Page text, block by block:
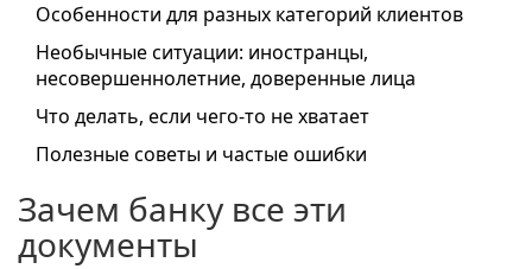
Особенности для разных категорий клиентов
Необычные ситуации: иностранцы,
несовершеннолетние, доверенные лица
Что делать, если чего-то не хватает
Полезные советы и частые ошибки
Зачем банку все эти
документы